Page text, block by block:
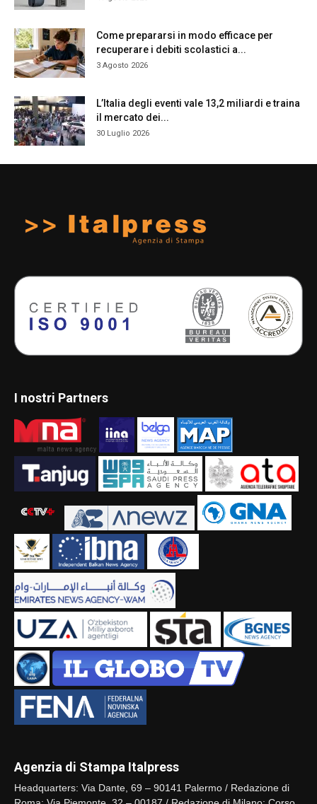
Come prepararsi in modo efficace per
recuperare i debiti scolastici a...
3 Agosto 2026
L’Italia degli eventi vale 13,2 miliardi e traina
il mercato dei...
30 Luglio 2026
I nostri Partners
Agenzia di Stampa Italpress
Headquarters: Via Dante, 69 – 90141 Palermo / Redazione di